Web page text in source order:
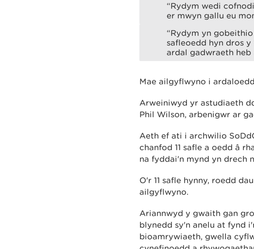
“Rydym wedi
er mwyn gallu eu
“Rydym yn
safleoedd hyn dros
ardal gadwraeth heb
Mae ailgyflwyno i
Arweiniwyd yr astudiaeth
Phil Wilson, arbenigwr ar
Aeth ef ati i archwilio
chanfod 11 safle a oedd â
na fyddai'n mynd yn drech
O'r 11 safle hynny, roedd
ailgyflwyno.
Ariannwyd y gwaith gan
blynedd sy'n anelu at fynd
bioamrywiaeth, gwella